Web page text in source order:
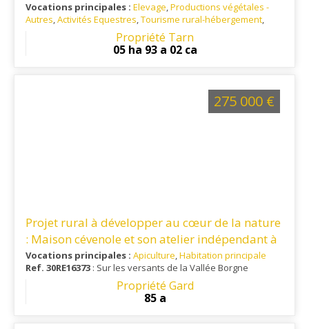
Vocations principales : Elevage,Productions végétales -
Autres,Activités Equestres,Tourisme rural-hébergement,
Artisanat / Commerce
: Situé au calme et à 10 minutes de toutes les
Propriété Tarn
05 ha 93 a 02 ca
Projet rural à développer au cœur de la nature
: Maison cévenole et son atelier indépendant à
aménager
Vocations principales : Apiculture,Habitation principale
Ref. 30RE16373 : Sur les versants de la Vallée Borgne
Propriété Gard
85 a
275 000 €